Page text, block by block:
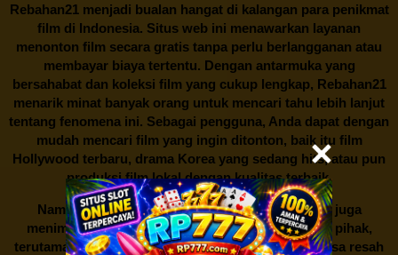
Rebahan21menjadi bualan hangat di kalangan para penikmat
film di Indonesia. Situs web ini menawarkan layanan
menonton film secara gratis tanpa perlu berlangganan atau
membayar biaya tertentu. Dengan antarmuka yang
bersahabat dan koleksi film yang cukup lengkap, Rebahan21
menarik minat banyak orang untuk mencari tahu lebih lanjut
tentang fenomena ini. Sebagai pengguna, Anda dapat dengan
mudah mencari film yang ingin ditonton, baik itu film
Hollywood terbaru, drama Korea yang sedang hits, atau pun
produksi film lokal dengan kualitas terbaik.
Namun, seperti halnya cerita manis,Rebahan21juga
menimbulkan kontroversi di industri film. Banyak pihak,
terutama produsen film dan pemilik hak cipta, merasa resah